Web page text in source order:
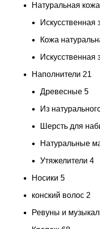
Натуральная
Искусственная
Кожа
Искусственная
Наполнители 21
Древесные 5
Из
Шерсть для
Натуральные
Утяжелители 4
Носики 5
конский волос 2
Ревуны и